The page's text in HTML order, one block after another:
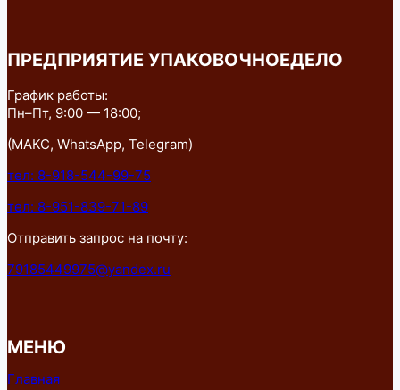
ПРЕДПРИЯТИЕ УПАКОВОЧНОЕДЕЛО
График работы:
Пн–Пт, 9:00 — 18:00;
(МАКС, WhatsApp, Telegram)
тел: 8-918-544-99-75
тел: 8-951-839-71-89
Отправить запрос на почту:
79185449975@yandex.ru
МЕНЮ
Главная